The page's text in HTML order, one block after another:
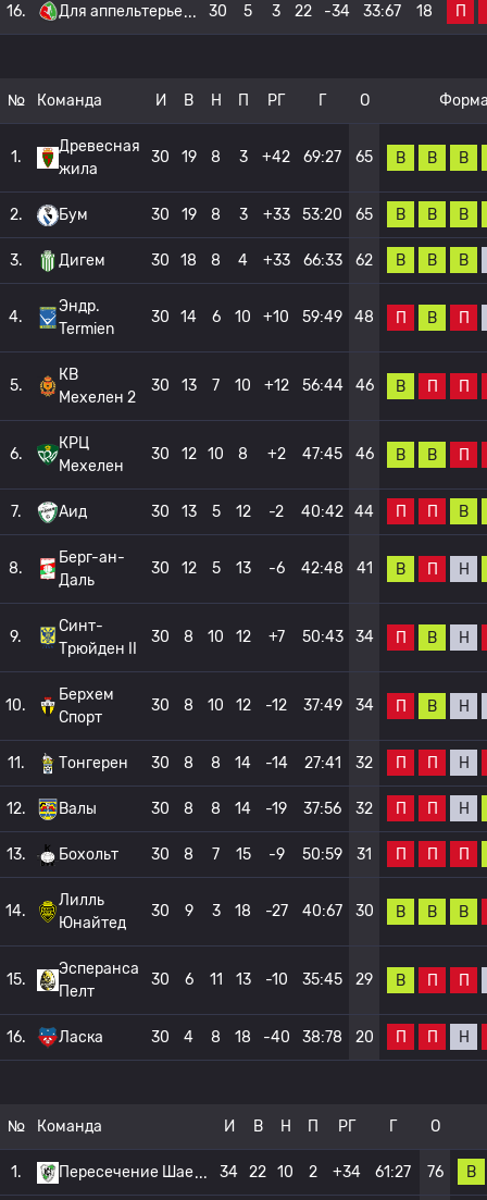
16. Для аппельтерье 30 5 3 22 -34 33:67 18 П
№ Команда И В Н П РГ Г О
1.
Древесная
жила
30 19 8 3 +42 69:27 65 В В В
2. Бум 30 19 8 3 +33 53:20 65 В В В
3. Дигем 30 18 8 4 +33 66:33 62 В В В
4.
Эндр.
Termien
30 14 6 10 +10 59:49 48 П В П
5.
КВ
Мехелен 2
30 13 7 10 +12 56:44 46 В П П
6.
КРЦ
Мехелен
30 12 10 8 +2 47:45 46 В В П
7. Аид 30 13 5 12 -2 40:42 44 П П В
8.
Берг-ан-
Даль
30 12 5 13 -6 42:48 41 В П Н
9.
Синт-
Трюйден II
30 8 10 12 +7 50:43 34 П В Н
10.
Берхем
Спорт
30 8 10 12 -12 37:49 34 П В Н
11. Тонгерен 30 8 8 14 -14 27:41 32 П П Н
12. Валы 30 8 8 14 -19 37:56 32 П П Н
13. Бохольт 30 8 7 15 -9 50:59 31 П П П
14.
Лилль
Юнайтед
30 9 3 18 -27 40:67 30 В В В
15.
Эсперанса
Пелт
30 6 11 13 -10 35:45 29 В П П
16. Ласка 30 4 8 18 -40 38:78 20 П П Н
№ Команда И В Н П РГ Г О
1. Пересечение Шае 34 22 10 2 +34 61:27 76 В